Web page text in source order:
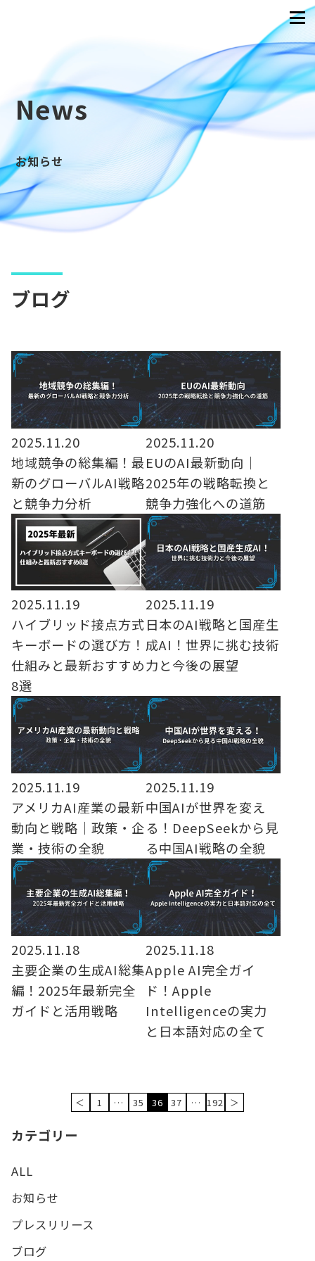
News
お知らせ
ブログ
2025.11.20
地域競争の総集編！最
新のグローバルAI戦略
と競争力分析
2025.11.20
EUのAI最新動向｜
2025年の戦略転換と
競争力強化への道筋
2025.11.19
ハイブリッド接点方式
キーボードの選び方！
仕組みと最新おすすめ
8選
2025.11.19
日本のAI戦略と国産生
成AI！世界に挑む技術
力と今後の展望
2025.11.19
アメリカAI産業の最新
動向と戦略｜政策・企
業・技術の全貌
2025.11.19
中国AIが世界を変え
る！DeepSeekから見
る中国AI戦略の全貌
2025.11.18
主要企業の生成AI総集
編！2025年最新完全
ガイドと活用戦略
2025.11.18
Apple AI完全ガイ
ド！Apple
Intelligenceの実力
と日本語対応の全て
＜ 1 … 35 36 37 … 192 ＞
カテゴリー
ALL
お知らせ
プレスリリース
ブログ